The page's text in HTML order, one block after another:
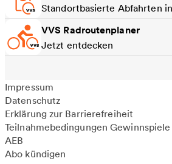
Standortbasierte Abfahrten
VVS Radroutenplaner
Jetzt entdecken
Impressum
Datenschutz
Erklärung zur Barrierefreiheit
Teilnahmebedingungen Gewinnspiele
AEB
Abo kündigen